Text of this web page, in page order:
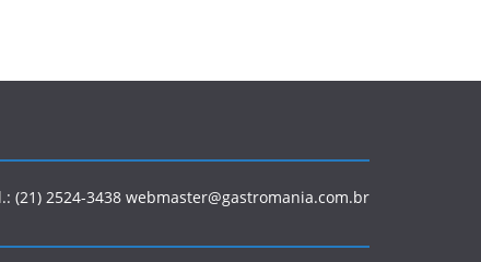
(21) 2524-3438 webmaster@gastromania.com.br